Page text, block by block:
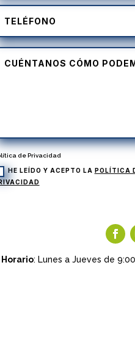
de Privacidad
HE LEÍDO Y ACEPTO LA POLÍTICA
Horario: Lunes a Jueves de